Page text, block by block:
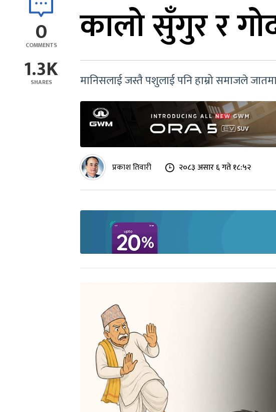
0
COMMENTS
1.3K
SHARES
कालो सुँगुर र
मानिसलाई जस्तै पशुलाई पनि हाम्रो समाजले
प्रकाश तिवारी २०८३ असार ६ गते १८:५२